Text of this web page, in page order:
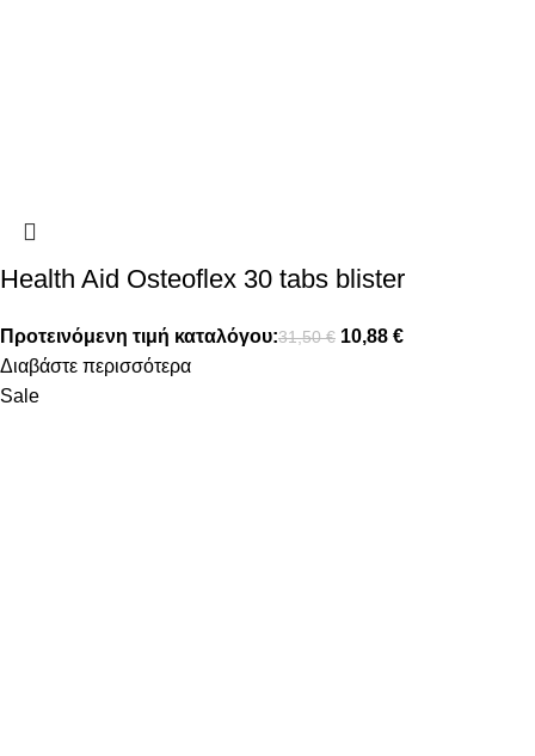
Health Aid Osteoflex 30 tabs blister
Προτεινόμενη τιμή καταλόγου:31,50€ 10,88 €
Διαβάστε περισσότερα
Sale